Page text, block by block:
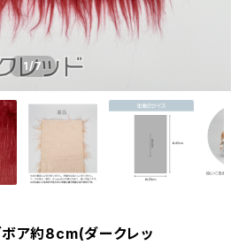
1/7
ア約8cm(ダークレッ